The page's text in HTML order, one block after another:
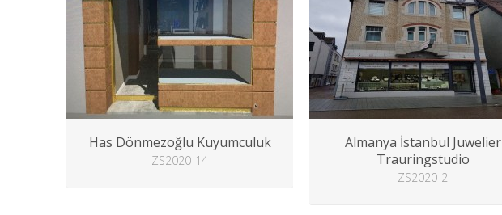
Has Dönmezoğlu Kuyumculuk
ZS2020-14
Almanya İstanbul Juwelier
Trauringstudio
ZS2020-2